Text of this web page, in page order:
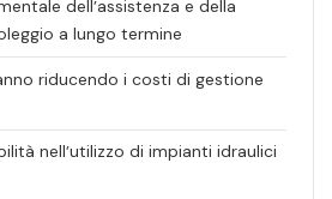
dell’assistenza e della
a lungo termine
riducendo i costi di gestione
nell’utilizzo di impianti idraulici